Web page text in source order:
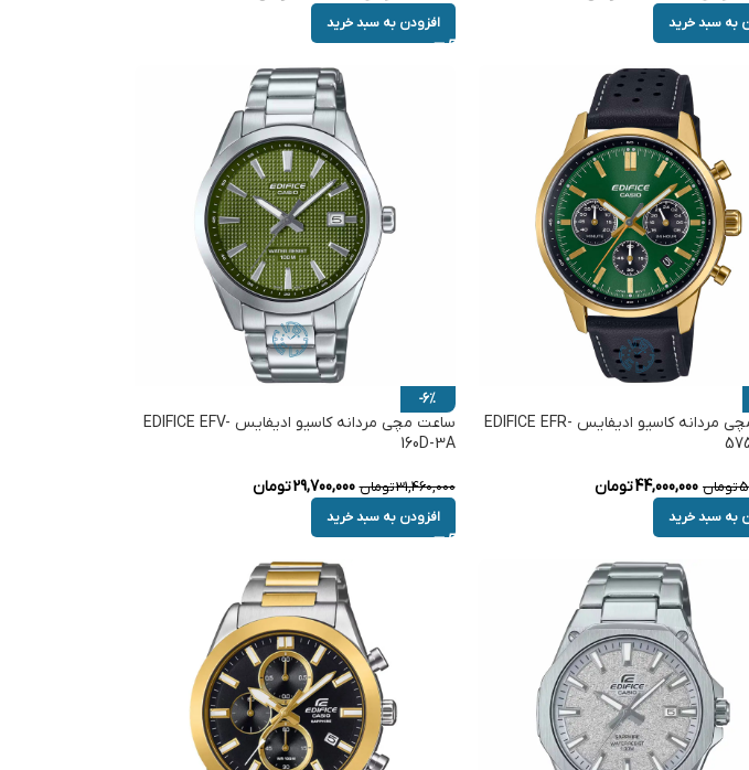
به سبد خرید افزودن به سبد خرید
ساعت مچی مردانه کاسیو ادیفایس EDIFICE EFR-
تومان 44,000,000تومان
به سبد خرید
-6%
ساعت مچی مردانه کاسیو ادیفایس EDIFICE EFV-
160D-3A
31,460,000تومان 29,700,000تومان
افزودن به سبد خرید